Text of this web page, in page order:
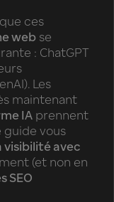
ces
web se
: ChatGPT
Les
maintenant
IA prennent
guide vous
visibilité avec
(et non en
SEO